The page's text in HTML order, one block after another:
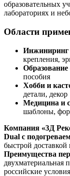
образовательных
лабораториях и
Области
Инжиниринг
крепления,
Образование
пособия
Хобби и
детали, декор
Медицина и
шаблоны,
Компания «3Д
Dual с
быстрой
Преимущества
двухматериальная
российские